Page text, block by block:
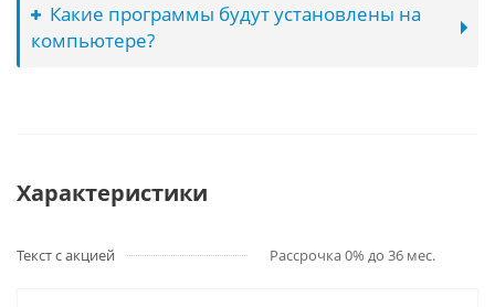
Какие программы будут установлены на
компьютере?
Характеристики
Текст с акцией Рассрочка 0% до 36 мес.